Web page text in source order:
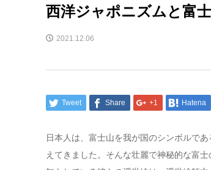
西洋ジャポニズムと富
2021.12.06
Tweet Share +1 Hatena
日本人は、富士山を我が国のシンボルで
えてきました。そんな壮麗で神秘的な富